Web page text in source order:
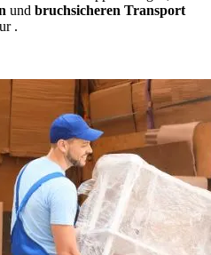
und bruchsicheren Transport
⁠.